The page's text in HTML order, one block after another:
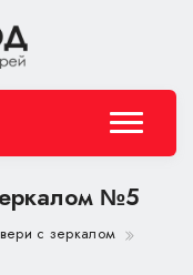
№5
с зеркалом